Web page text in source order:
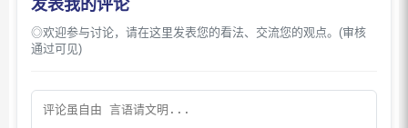
发表我的评论
◎欢迎参与讨论，请在这里发表您的看法、交流您的观点。(审核
通过可见)